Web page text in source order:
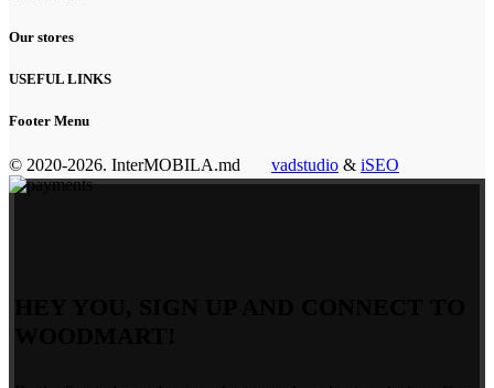
Our stores
USEFUL LINKS
Footer Menu
© 2020-2026. InterMOBILA.md vadstudio & iSEO